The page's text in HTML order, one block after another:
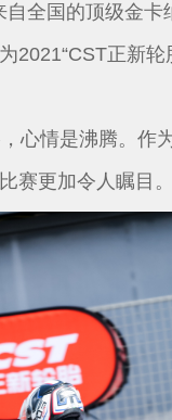
全国的顶级金
2021“CST正新
心情是沸腾。作
赛更加令人瞩目